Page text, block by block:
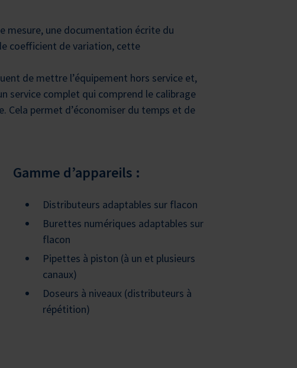
mesure, une documentation écrite du
coefficient de variation, cette
de mettre l’équipement hors service et,
service complet qui comprend le calibrage
Cela permet d’économiser du temps et de
Gamme d’appareils :
Distributeurs adaptables sur flacon
Burettes numériques adaptables sur
flacon
Pipettes à piston (à un et plusieurs
canaux)
Doseurs à niveaux (distributeurs à
répétition)